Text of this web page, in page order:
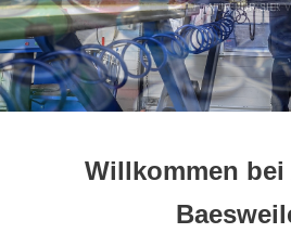
NUR FÜR SIE!
UND SAGEN DANKE FÜR IHR
Willkommen